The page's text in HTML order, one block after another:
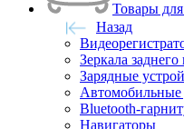
Товары
Назад
Зеркала заднего
Зарядные
Автомобильные
Bluetooth-
Навигаторы